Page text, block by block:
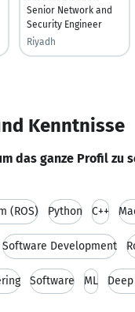
Senior Network and
Security Engineer
Riyadh
Kenntnisse
das ganze Profil zu
(ROS) Python C++
Software Development
Software ML